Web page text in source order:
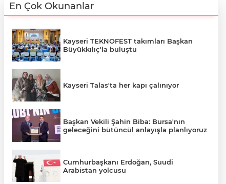
En Çok Okunanlar
Kayseri TEKNOFEST takımları Başkan
Büyükkılıç'la buluştu
Kayseri Talas'ta her kapı çalınıyor
Başkan Vekili Şahin Biba: Bursa'nın
geleceğini bütüncül anlayışla planlıyoruz
Cumhurbaşkanı Erdoğan, Suudi
Arabistan yolcusu